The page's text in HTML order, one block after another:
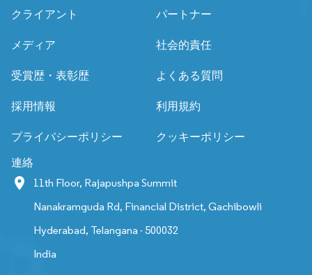
クライアント パートナー
メディア 社会的責任
受賞歴・表彰歴 よくある質問
採用情報 利用規約
プライバシーポリシー クッキーポリシー
連絡
11th Floor, Rajapushpa Summit
Nanakramguda Rd, Financial District, Gachibowli
Hyderabad, Telangana - 500032
India